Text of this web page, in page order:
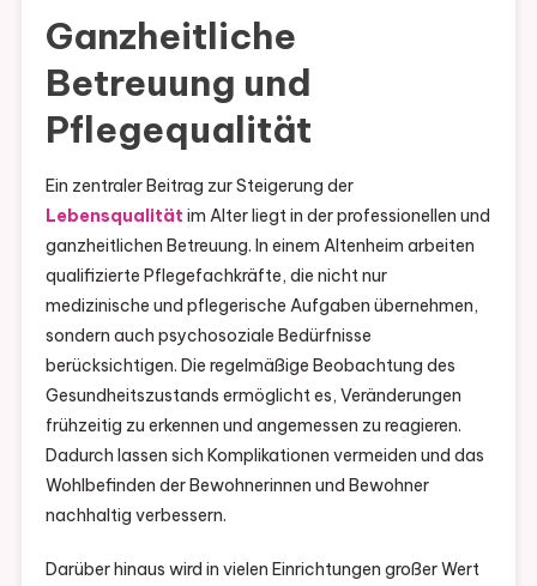
Ganzheitliche
Betreuung und
Pflegequalität
Ein zentraler Beitrag zur Steigerung der
Lebensqualität im Alter liegt in der professionellen und
ganzheitlichen Betreuung. In einem Altenheim arbeiten
qualifizierte Pflegefachkräfte, die nicht nur
medizinische und pflegerische Aufgaben übernehmen,
sondern auch psychosoziale Bedürfnisse
berücksichtigen. Die regelmäßige Beobachtung des
Gesundheitszustands ermöglicht es, Veränderungen
frühzeitig zu erkennen und angemessen zu reagieren.
Dadurch lassen sich Komplikationen vermeiden und das
Wohlbefinden der Bewohnerinnen und Bewohner
nachhaltig verbessern.
Darüber hinaus wird in vielen Einrichtungen großer Wert